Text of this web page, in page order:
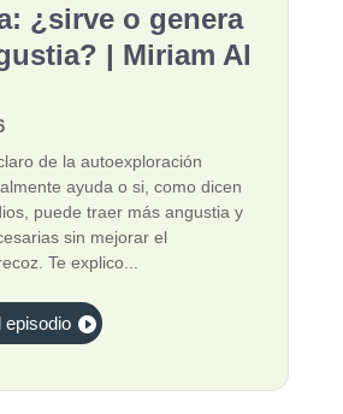
¿sirve o genera
| Miriam Al
de la autoexploración
ayuda o si, como dicen
puede traer más angustia y
sin mejorar el
Te explico...
episodio